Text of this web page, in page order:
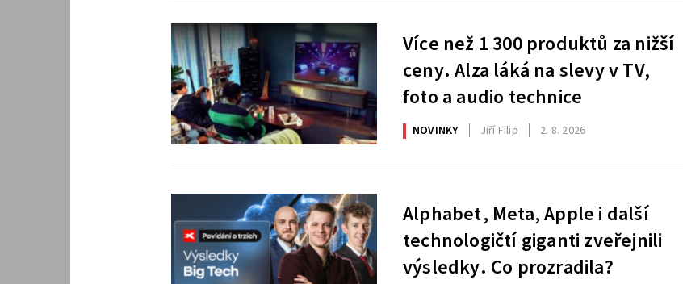
Více než 1 300 produktů za nižší
ceny. Alza láká na slevy v TV,
foto a audio technice
NOVINKY Jiří Filip 2. 8. 2026
Alphabet, Meta, Apple i další
technologičtí giganti zveřejnili
výsledky. Co prozradila?